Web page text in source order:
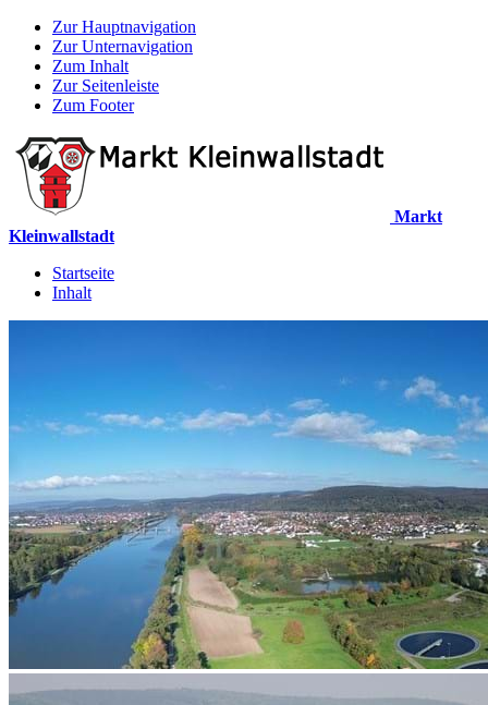
Zur Hauptnavigation
Zur Unternavigation
Zum Inhalt
Zur Seitenleiste
Zum Footer
Markt
Kleinwallstadt
Startseite
Inhalt